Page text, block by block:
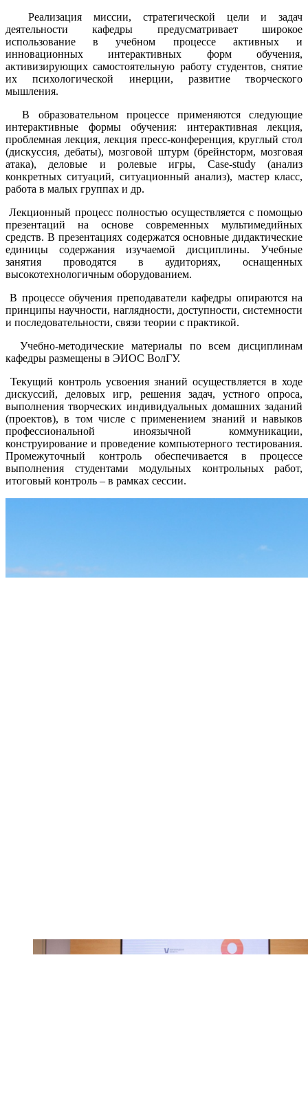
Реализация миссии, стратегической цели и задач
деятельности кафедры предусматривает широкое
использование в учебном процессе активных и
инновационных интерактивных форм обучения,
активизирующих самостоятельную работу студентов, снятие
их психологической инерции, развитие творческого
мышления.
В образовательном процессе применяются следующие
интерактивные формы обучения: интерактивная лекция,
проблемная лекция, лекция пресс-конференция, круглый стол
(дискуссия, дебаты), мозговой штурм (брейнсторм, мозговая
атака), деловые и ролевые игры, Case-study (анализ
конкретных ситуаций, ситуационный анализ), мастер класс,
работа в малых группах и др.
Лекционный процесс полностью осуществляется с помощью
презентаций на основе современных мультимедийных
средств. В презентациях содержатся основные дидактические
единицы содержания изучаемой дисциплины. Учебные
занятия проводятся в аудиториях, оснащенных
высокотехнологичным оборудованием.
В процессе обучения преподаватели кафедры опираются на
принципы научности, наглядности, доступности, системности
и последовательности, связи теории с практикой.
Учебно-методические материалы по всем дисциплинам
кафедры размещены в ЭИОС ВолГУ.
Текущий контроль усвоения знаний осуществляется в ходе
дискуссий, деловых игр, решения задач, устного опроса,
выполнения творческих индивидуальных домашних заданий
(проектов), в том числе с применением знаний и навыков
профессиональной иноязычной коммуникации,
конструирование и проведение компьютерного тестирования.
Промежуточный контроль обеспечивается в процессе
выполнения студентами модульных контрольных работ,
итоговый контроль – в рамках сессии.